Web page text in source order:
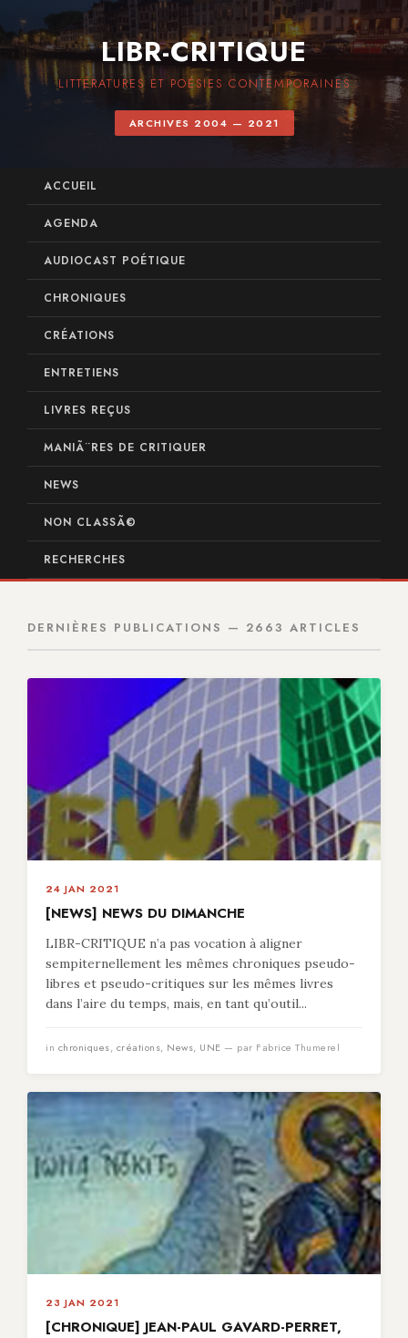
LIBR-CRITIQUE
LITTÉRATURES ET POÉSIES CONTEMPORAINES
ARCHIVES 2004 — 2021
ACCUEIL
AGENDA
AUDIOCAST POÉTIQUE
CHRONIQUES
CRÉATIONS
ENTRETIENS
LIVRES REÇUS
MANIÃ¨RES DE CRITIQUER
NEWS
NON CLASSÃ©
RECHERCHES
DERNIÈRES PUBLICATIONS — 2663 ARTICLES
24 JAN 2021
[NEWS] NEWS DU DIMANCHE
LIBR-CRITIQUE n’a pas vocation à aligner
sempiternellement les mêmes chroniques pseudo-
libres et pseudo-critiques sur les mêmes livres
dans l’aire du temps, mais, en tant qu’outil...
in chroniques, créations, News, UNE — par Fabrice Thumerel
23 JAN 2021
[CHRONIQUE] JEAN-PAUL GAVARD-PERRET,